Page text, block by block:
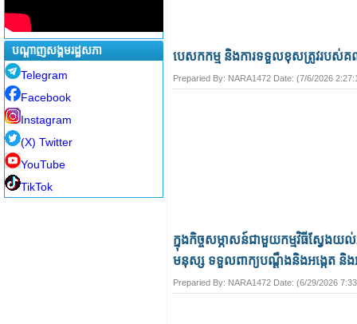
បណ្តាញសង្គមរដ្ឋសភា
Telegram
Facebook
Instagram
(X) Twitter
YouTube
TikTok
បេសកកម្ម និងការទទួលខុសត្រូវរបស់គណ
Preparied By: NARA1472 Date: (7/6/2026
ក្នុងកិច្ចសម្ភាសន៍ជាមួយកម្មវិធីស្វែងយ
មនុស្ស ទទួលពាក្យបណ្តឹងនិងអង្កេត និងអ
Preparied By: NARA1472 Date: (6/29/2026